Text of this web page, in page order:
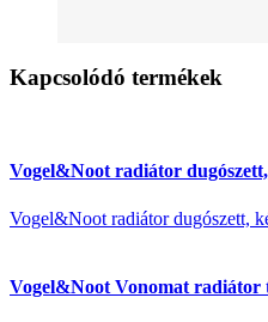
Kapcsolódó termékek
Vogel&Noot radiátor
Vogel&Noot radiátor dugószett,
Vogel&Noot Vonomat radiátor